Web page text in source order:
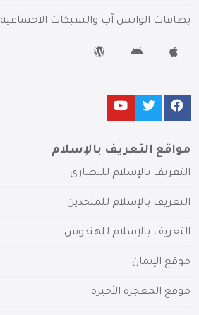
بطاقات الواتس آب والشبكات الاجتماعية
مواقع التعريف بالإسلام
التعريف بالإسلام للنصارى
التعريف بالإسلام للملحدين
التعريف بالإسلام للهندوس
موقع الإيمان
موقع المعجزة الأخيرة